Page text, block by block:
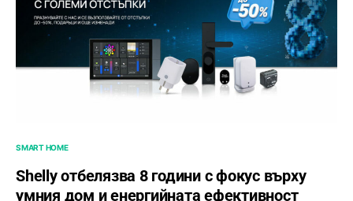
SMART HOME
Shelly отбелязва 8 години с фокус върху
умния дом и енергийната ефективност